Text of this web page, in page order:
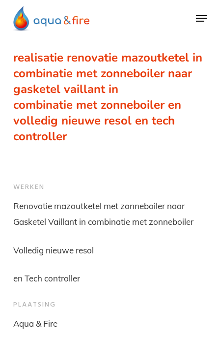
content
Menu
realisatie renovatie mazoutketel in
combinatie met zonneboiler naar
gasketel vaillant in
combinatie met zonneboiler en
volledig nieuwe resol en tech
controller
WERKEN
Renovatie mazoutketel met zonneboiler naar
Gasketel Vaillant in combinatie met zonneboiler
Volledig nieuwe resol
en Tech controller
PLAATSING
Aqua & Fire